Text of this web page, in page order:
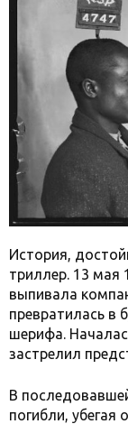
История,
триллер. 13 мая
выпивала
превратилась в
шерифа.
застрелил
В
погибли,